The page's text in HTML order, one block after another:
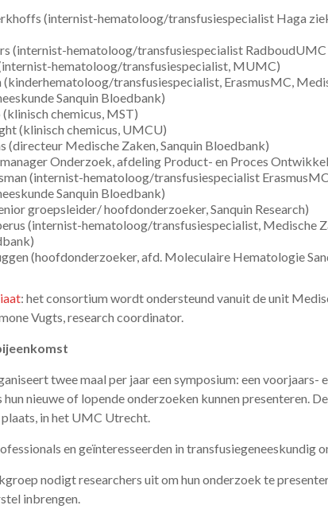
(internist-hematoloog/transfusiespecialist Haga
(internist-hematoloog/transfusiespecialist
hematoloog/transfusiespecialist, MUMC)
(kinderhematoloog/transfusiespecialist, ErasmusMC,
Sanquin Bloedbank)
(klinisch chemicus, MST)
(klinisch chemicus, UMCU)
(directeur Medische Zaken, Sanquin Bloedbank)
Onderzoek, afdeling Product- en Proces
(internist-hematoloog/transfusiespecialist
Sanquin Bloedbank)
groepsleider/ hoofdonderzoeker, Sanquin Research)
(internist-hematoloog/transfusiespecialist, Medische
(hoofdonderzoeker, afd. Moleculaire Hematologie
: het consortium wordt ondersteund vanuit de unit
Vugts, research coordinator.
twee maal per jaar een symposium: een voorjaars-
nieuwe of lopende onderzoeken kunnen presenteren.
in het UMC Utrecht.
en geïnteresseerden in transfusiegeneeskundig
nodigt researchers uit om hun onderzoek te
inbrengen.